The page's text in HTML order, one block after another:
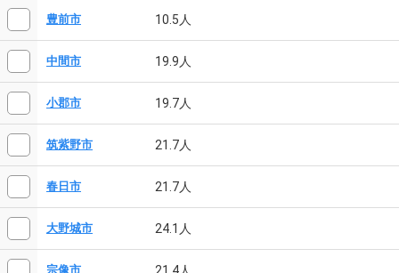
豊前市 10.5人
中間市 19.9人
小郡市 19.7人
筑紫野市 21.7人
春日市 21.7人
大野城市 24.1人
宗像市 21.4人